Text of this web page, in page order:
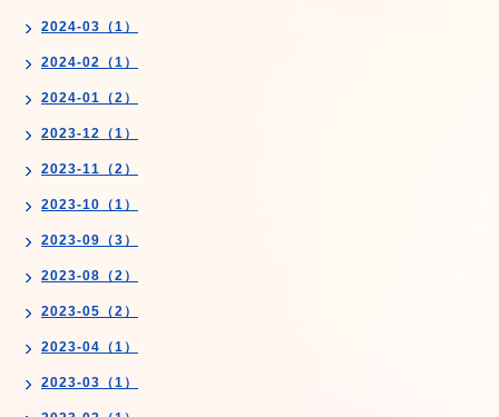
2024-03（1）
2024-02（1）
2024-01（2）
2023-12（1）
2023-11（2）
2023-10（1）
2023-09（3）
2023-08（2）
2023-05（2）
2023-04（1）
2023-03（1）